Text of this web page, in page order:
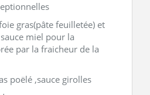
gras(pâte feuilletée) et
miel pour la
par la fraicheur de la
poëlé ,sauce girolles